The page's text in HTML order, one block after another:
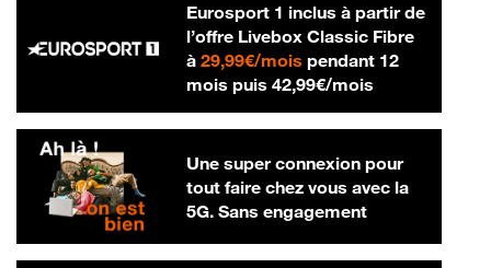
Eurosport 1 inclus à partir de
l’offre Livebox Classic Fibre
à 29,99€/mois29,99 € par mois
pendant 12
mois puis 42,99€/mois42,99 € par
Une super connexion pour
tout faire chez vous avec la
5G. Sans engagement